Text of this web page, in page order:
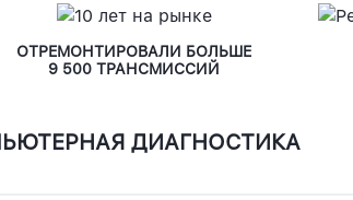
ОТРЕМОНТИРОВАЛИ БОЛЬШЕ
9 500 ТРАНСМИССИЙ
ДИАГНОСТИКА